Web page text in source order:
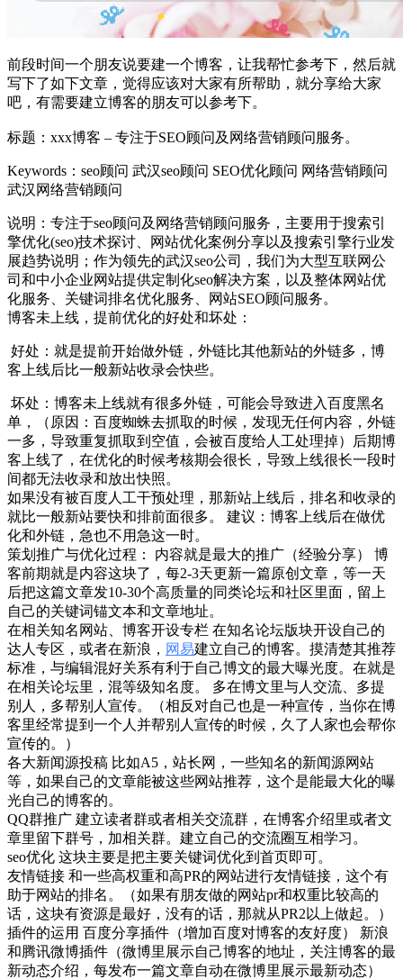
前段时间一个朋友说要建一个博客，让我帮忙参考下，然后就
写下了如下文章，觉得应该对大家有所帮助，就分享给大家
吧，有需要建立博客的朋友可以参考下。
标题：xxx博客 – 专注于SEO顾问及网络营销顾问服务。
Keywords：seo顾问 武汉seo顾问 SEO优化顾问 网络营销顾问
武汉网络营销顾问
说明：专注于seo顾问及网络营销顾问服务，主要用于搜索引
擎优化(seo)技术探讨、网站优化案例分享以及搜索引擎行业发
展趋势说明；作为领先的武汉seo公司，我们为大型互联网公
司和中小企业网站提供定制化seo解决方案，以及整体网站优
化服务、关键词排名优化服务、网站SEO顾问服务。
博客未上线，提前优化的好处和坏处：
好处：就是提前开始做外链，外链比其他新站的外链多，博
客上线后比一般新站收录会快些。
坏处：博客未上线就有很多外链，可能会导致进入百度黑名
单，（原因：百度蜘蛛去抓取的时候，发现无任何内容，外链
一多，导致重复抓取到空值，会被百度给人工处理掉）后期博
客上线了，在优化的时候考核期会很长，导致上线很长一段时
间都无法收录和放出快照。
如果没有被百度人工干预处理，那新站上线后，排名和收录的
就比一般新站要快和排前面很多。 建议：博客上线后在做优
化和外链，急也不用急这一时。
策划推广与优化过程： 内容就是最大的推广（经验分享） 博
客前期就是内容这块了，每2-3天更新一篇原创文章，等一天
后把这篇文章发10-30个高质量的同类论坛和社区里面，留上
自己的关键词锚文本和文章地址。
在相关知名网站、博客开设专栏 在知名论坛版块开设自己的
达人专区，或者在新浪， 网易建立自己的博客。摸清楚其推荐
标准，与编辑混好关系有利于自己博文的最大曝光度。在就是
在相关论坛里，混等级知名度。 多在博文里与人交流、多提
别人，多帮别人宣传。（相反对自己也是一种宣传，当你在博
客里经常提到一个人并帮别人宣传的时候，久了人家也会帮你
宣传的。）
各大新闻源投稿 比如A5，站长网，一些知名的新闻源网站
等，如果自己的文章能被这些网站推荐，这个是能最大化的曝
光自己的博客的。
QQ群推广 建立读者群或者相关交流群，在博客介绍里或者文
章里留下群号，加相关群。建立自己的交流圈互相学习。
seo优化 这块主要是把主要关键词优化到首页即可。
友情链接 和一些高权重和高PR的网站进行友情链接，这个有
助于网站的排名。（如果有朋友做的网站pr和权重比较高的
话，这块有资源是最好，没有的话，那就从PR2以上做起。）
插件的运用 百度分享插件（增加百度对博客的友好度） 新浪
和腾讯微博插件（微博里展示自己博客的地址，关注博客的最
新动态介绍，每发布一篇文章自动在微博里展示最新动态）